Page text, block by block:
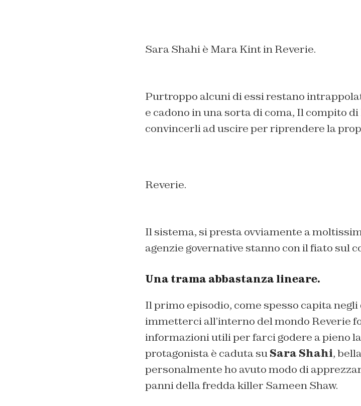
Sara Shahi è Mara Kint in Reverie.
Purtroppo alcuni di essi restano
e cadono in una sorta di coma, Il compito
convincerli ad uscire per riprendere la
Reverie.
Il sistema, si presta ovviamente a
agenzie governative stanno con il fiato sul
Una trama abbastanza lineare.
Il primo episodio, come spesso capita
immetterci all’interno del mondo Reverie
informazioni utili per farci godere a pieno
protagonista è caduta suSara Shahi,
personalmente ho avuto modo di
panni della fredda killer Sameen Shaw.